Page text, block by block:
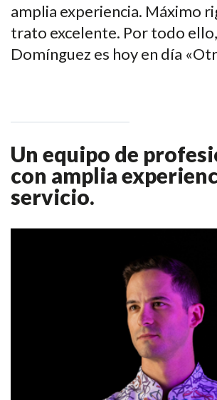
amplia experiencia. Máximo
trato excelente. Por todo
Domínguez es hoy en día
Un equipo de
con amplia
servicio.